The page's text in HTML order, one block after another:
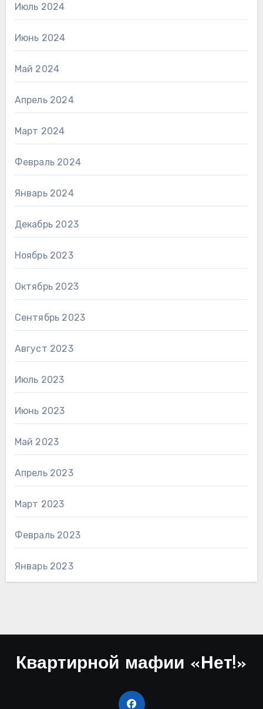
Июль 2024
Июнь 2024
Май 2024
Апрель 2024
Март 2024
Февраль 2024
Январь 2024
Декабрь 2023
Ноябрь 2023
Октябрь 2023
Сентябрь 2023
Август 2023
Июль 2023
Июнь 2023
Май 2023
Апрель 2023
Март 2023
Февраль 2023
Январь 2023
Квартирной мафии «Нет!»